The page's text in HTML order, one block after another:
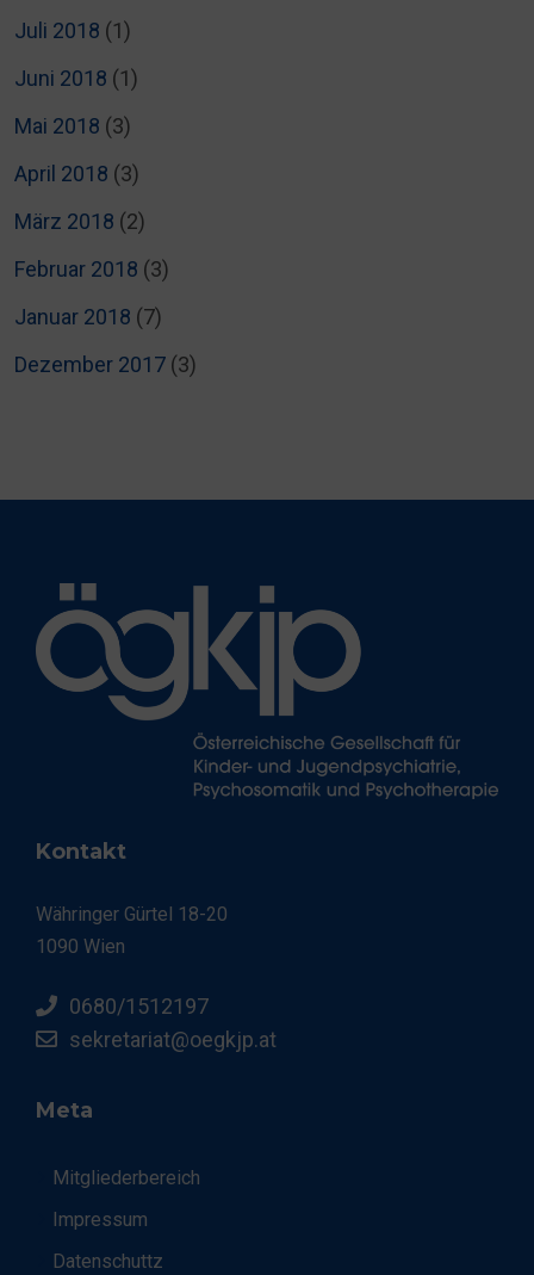
Juli 2018 (1)
Juni 2018 (1)
Mai 2018 (3)
April 2018 (3)
März 2018 (2)
Februar 2018 (3)
Januar 2018 (7)
Dezember 2017 (3)
Kontakt
Währinger Gürtel 18-20
1090 Wien
0680/1512197
sekretariat@oegkjp.at
Meta
Mitgliederbereich
Impressum
Datenschuttz